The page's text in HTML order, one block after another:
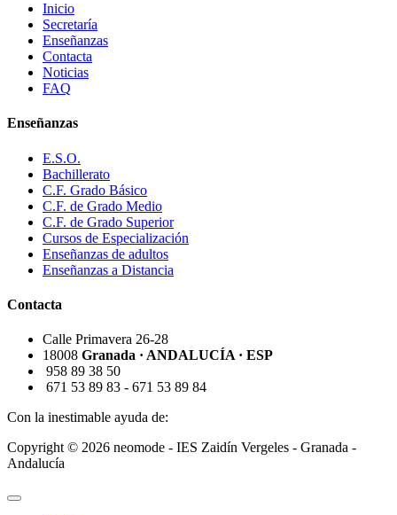
Inicio
Secretaría
Enseñanzas
Contacta
Noticias
FAQ
Enseñanzas
E.S.O.
Bachillerato
C.F. Grado Básico
C.F. de Grado Medio
C.F. de Grado Superior
Cursos de Especialización
Enseñanzas de adultos
Enseñanzas a Distancia
Contacta
Calle Primavera 26-28
18008 Granada · ANDALUCÍA · ESP
958 89 38 50
671 53 89 83 - 671 53 89 84
Con la inestimable ayuda de:
Copyright © 2026 neomode - IES Zaidín Vergeles - Granada -
Andalucía